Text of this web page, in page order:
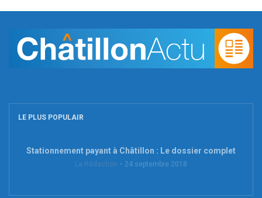
LE PLUS POPULAIR
Stationnement payant à Châtillon : Le dossier complet
La Rédaction 24 septembre 2018